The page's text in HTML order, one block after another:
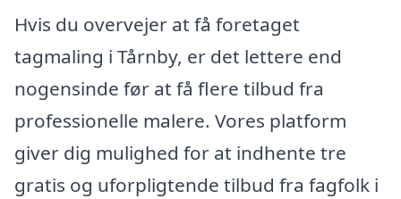
Hvis du overvejer at få foretaget
tagmaling i Tårnby, er det lettere end
nogensinde før at få flere tilbud fra
professionelle malere. Vores platform
giver dig mulighed for at indhente tre
gratis og uforpligtende tilbud fra fagfolk i